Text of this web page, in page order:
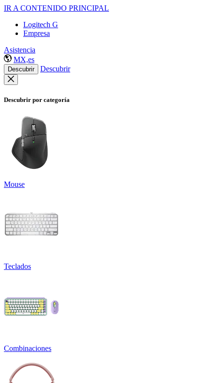
IR A CONTENIDO PRINCIPAL
Logitech G
Empresa
Asistencia
MX,es
Descubrir Descubrir
Descubrir por categoría
Mouse
Teclados
Combinaciones